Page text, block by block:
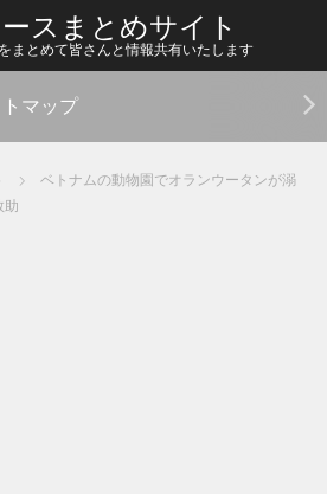
スまとめサイト
まとめて皆さんと情報共有いたします
マップ
ベトナムの動物園でオランウータンが溺
助